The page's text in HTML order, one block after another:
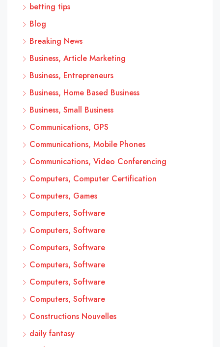
betting tips
Blog
Breaking News
Business, Article Marketing
Business, Entrepreneurs
Business, Home Based Business
Business, Small Business
Communications, GPS
Communications, Mobile Phones
Communications, Video Conferencing
Computers, Computer Certification
Computers, Games
Computers, Software
Computers, Software
Computers, Software
Computers, Software
Computers, Software
Computers, Software
Constructions Nouvelles
daily fantasy